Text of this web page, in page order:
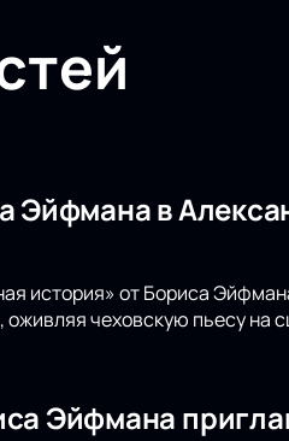
Эйфмана в
история» от Бориса
чеховскую пьесу на
Эйфмана